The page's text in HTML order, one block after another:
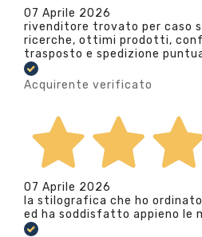
07 Aprile 2026
rivenditore trovato per caso
ricerche, ottimi prodotti,
trasposto e spedizione
Acquirente verificato
07 Aprile 2026
la stilografica che ho
ed ha soddisfatto appieno le